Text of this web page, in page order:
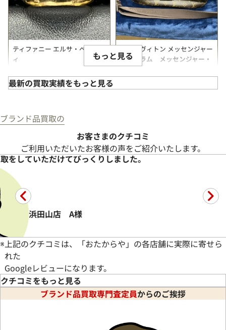
ティファニー エルサ・ペレッテ
ィ
エルサ・ペレッティ スタッキ
ング バンド リング
備考 本体のみ
ルイ・ヴィトン メッセンジャー
モノグラム メッセンジャー・
ボブール
店舗 町田マルイ店
2026年8月
ボッテガ・ヴェネタ イントレチ
ャート
ボッテガ・ヴェネタ イントレ
チャート レザーショルダーバ
2026年8月
□K刻印
店舗 出張買取
状態 A
もっと見る
最新の買取実績をもっと見る
ブランド品買取の
お客さまのクチコミ
ご利用いただいたお客様の声をご紹介いたします。
をしていただけてびっくりしました。
浜田山店 A様
※上記のクチコミは、「おたからや」の各店舗に実際に寄せら
れた
Googleレビューになります。
クチコミをもっと見る
ブランド品買取専門査定員からのご挨拶